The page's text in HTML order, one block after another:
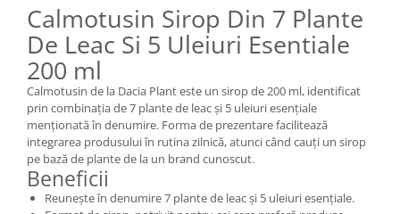
Calmotusin Sirop Din 7 Plante
De Leac Si 5 Uleiuri Esentiale
200 ml
Calmotusin de la Dacia Plant este un sirop de 200 ml, identificat
prin combinația de 7 plante de leac și 5 uleiuri esențiale
menționată în denumire. Forma de prezentare facilitează
integrarea produsului în rutina zilnică, atunci când cauți un sirop
pe bază de plante de la un brand cunoscut.
Beneficii
Reunește în denumire 7 plante de leac și 5 uleiuri esențiale.